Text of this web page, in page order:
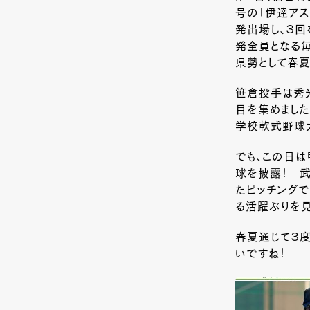
号の「伊達ア
発出場し、３
発全員となる
県勢として春
笹倉投手は秀
目を集めまし
学校軟式野球
でも、この日
球を披露！ 武
たピッチング
る活躍ぶりを
春夏通じて３
いですね！